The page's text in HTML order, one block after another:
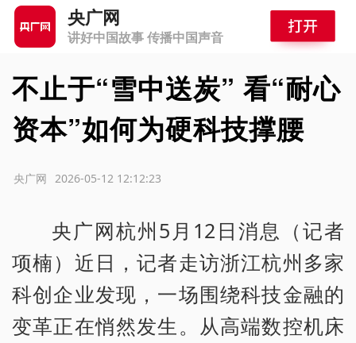
央广网
讲好中国故事 传播中国声音
不止于“雪中送炭” 看“耐心
资本”如何为硬科技撑腰
2026-05-12 12:12:23
央广网
央广网杭州5月12日消息（记者
项楠）近日，记者走访浙江杭州多家
科创企业发现，一场围绕科技金融的
变革正在悄然发生。从高端数控机床